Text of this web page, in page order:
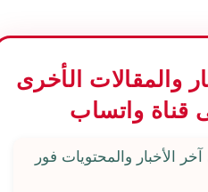
والمقالات الأخرى
قناة واتساب
الأخبار والمحتويات فور